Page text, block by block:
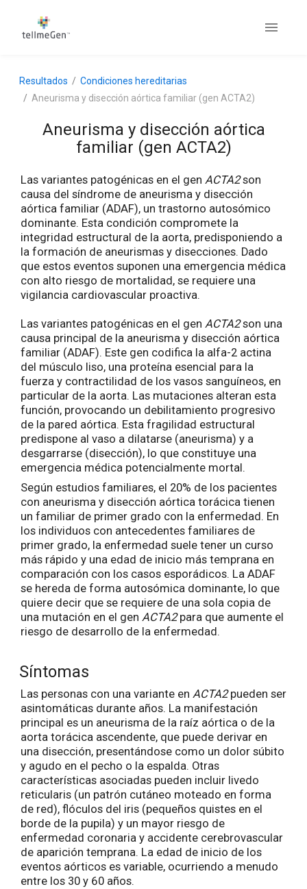
Resultados
Condiciones hereditarias
Aneurisma y disección aórtica familiar (gen ACTA2)
Aneurisma y disección aórtica
familiar (gen ACTA2)
Las variantes patogénicas en el gen ACTA2 son
causa del síndrome de aneurisma y disección
aórtica familiar (ADAF), un trastorno autosómico
dominante. Esta condición compromete la
integridad estructural de la aorta, predisponiendo a
la formación de aneurismas y disecciones. Dado
que estos eventos suponen una emergencia médica
con alto riesgo de mortalidad, se requiere una
vigilancia cardiovascular proactiva.
Las variantes patogénicas en el gen ACTA2son una
causa principal de la aneurisma y disección aórtica
familiar (ADAF). Este gen codifica la alfa-2 actina
del músculo liso, una proteína esencial para la
fuerza y contractilidad de los vasos sanguíneos, en
particular de la aorta. Las mutaciones alteran esta
función, provocando un debilitamiento progresivo
de la pared aórtica. Esta fragilidad estructural
predispone al vaso a dilatarse (aneurisma) y a
desgarrarse (disección), lo que constituye una
emergencia médica potencialmente mortal.
Según estudios familiares, el 20% de los pacientes
con aneurisma y disección aórtica torácica tienen
un familiar de primer grado con la enfermedad. En
los individuos con antecedentes familiares de
primer grado, la enfermedad suele tener un curso
más rápido y una edad de inicio más temprana en
comparación con los casos esporádicos. La ADAF
se hereda de forma autosómica dominante, lo que
quiere decir que se requiere de una sola copia de
una mutación en el gen ACTA2para que aumente el
riesgo de desarrollo de la enfermedad.
Síntomas
Las personas con una variante en ACTA2pueden ser
asintomáticas durante años. La manifestación
principal es un aneurisma de la raíz aórtica o de la
aorta torácica ascendente, que puede derivar en
una disección, presentándose como un dolor súbito
y agudo en el pecho o la espalda. Otras
características asociadas pueden incluir livedo
reticularis (un patrón cutáneo moteado en forma
de red), flóculos del iris (pequeños quistes en el
borde de la pupila) y un mayor riesgo de
enfermedad coronaria y accidente cerebrovascular
de aparición temprana. La edad de inicio de los
eventos aórticos es variable, ocurriendo a menudo
entre los 30 y 60 años.